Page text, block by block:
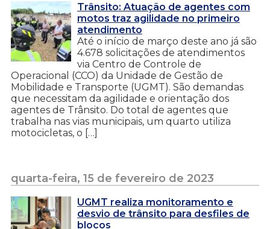
Trânsito: Atuação de agentes com
motos traz agilidade no primeiro
atendimento
Até o início de março deste ano já são
4.678 solicitações de atendimentos
via Centro de Controle de
Operacional (CCO) da Unidade de Gestão de
Mobilidade e Transporte (UGMT). São demandas
que necessitam da agilidade e orientação dos
agentes de Trânsito. Do total de agentes que
trabalha nas vias municipais, um quarto utiliza
motocicletas, o […]
quarta-feira, 15 de fevereiro de 2023
UGMT realiza monitoramento e
desvio de trânsito para desfiles de
blocos